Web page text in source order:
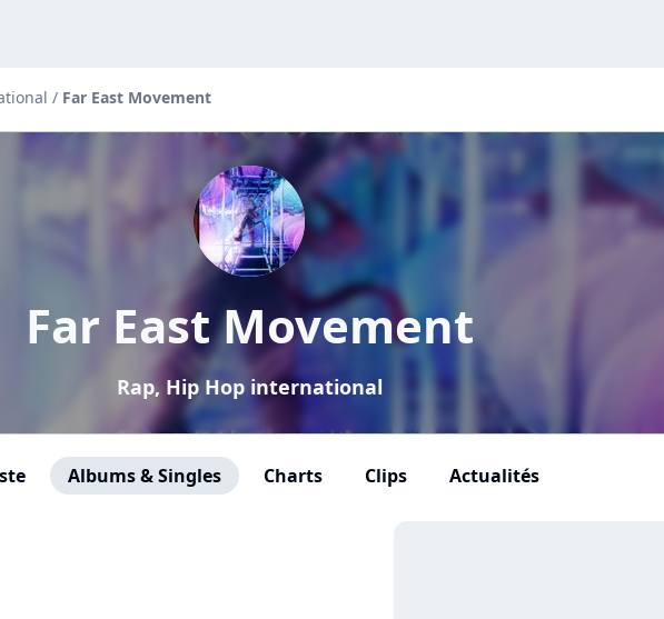
/ Far East Movement
Far East Movement
Rap, Hip Hop international
Albums & Singles Charts Clips Actualités